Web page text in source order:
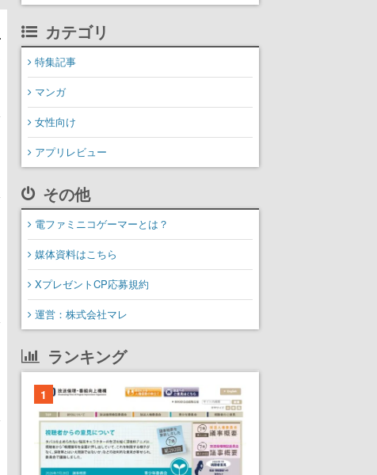
カテゴリ
特集記事
マンガ
女性向け
アプリレビュー
その他
電ファミニコゲーマーとは？
媒体資料はこちら
XプレゼントCP応募規約
運営：株式会社マレ
ランキング
1